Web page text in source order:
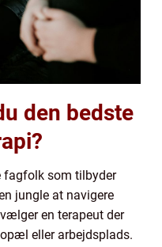
den bedste
fagfolk som tilbyder
jungle at navigere
en terapeut der
eller arbejdsplads.